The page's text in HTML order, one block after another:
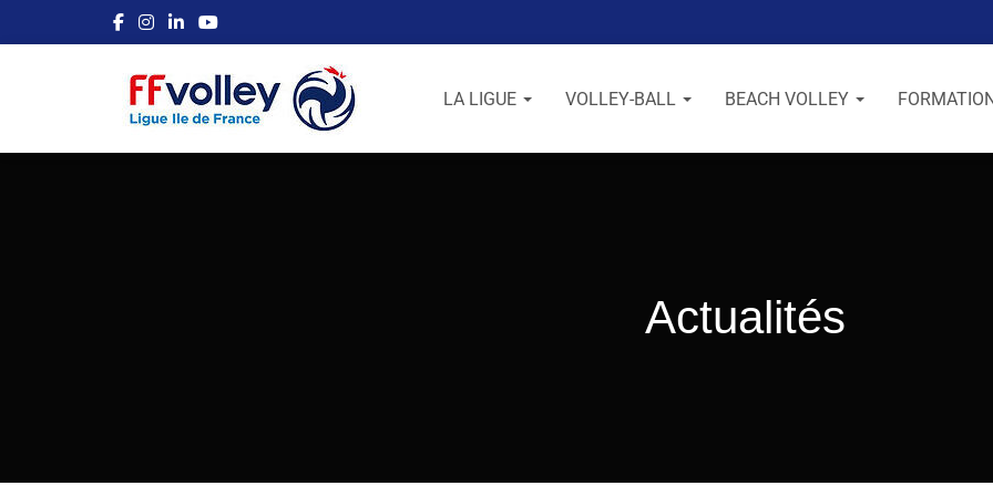
LA LIGUE VOLLEY-BALL BEACH VOLLEY
Actualités